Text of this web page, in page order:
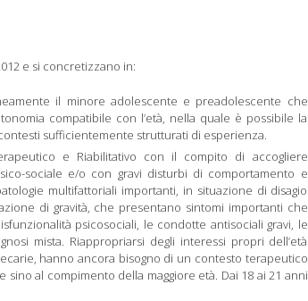
e si concretizzano in:
il minore adolescente e preadolescente che
compatibile con l’età, nella quale è possibile la
sufficientemente strutturati di esperienza.
e Riabilitativo con il compito di accogliere
sociale e/o con gravi disturbi di comportamento e
multifattoriali importanti, in situazione di disagio
di gravità, che presentano sintomi importanti che
psicosociali, le condotte antisociali gravi, le
mista. Riappropriarsi degli interessi propri dell’età
hanno ancora bisogno di un contesto terapeutico
sino al compimento della maggiore età. Dai 18 ai 21 anni